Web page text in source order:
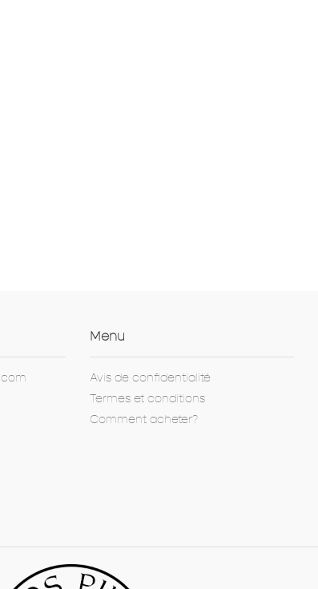
Menu
Avis de confidentialité
Termes et conditions
Comment acheter?